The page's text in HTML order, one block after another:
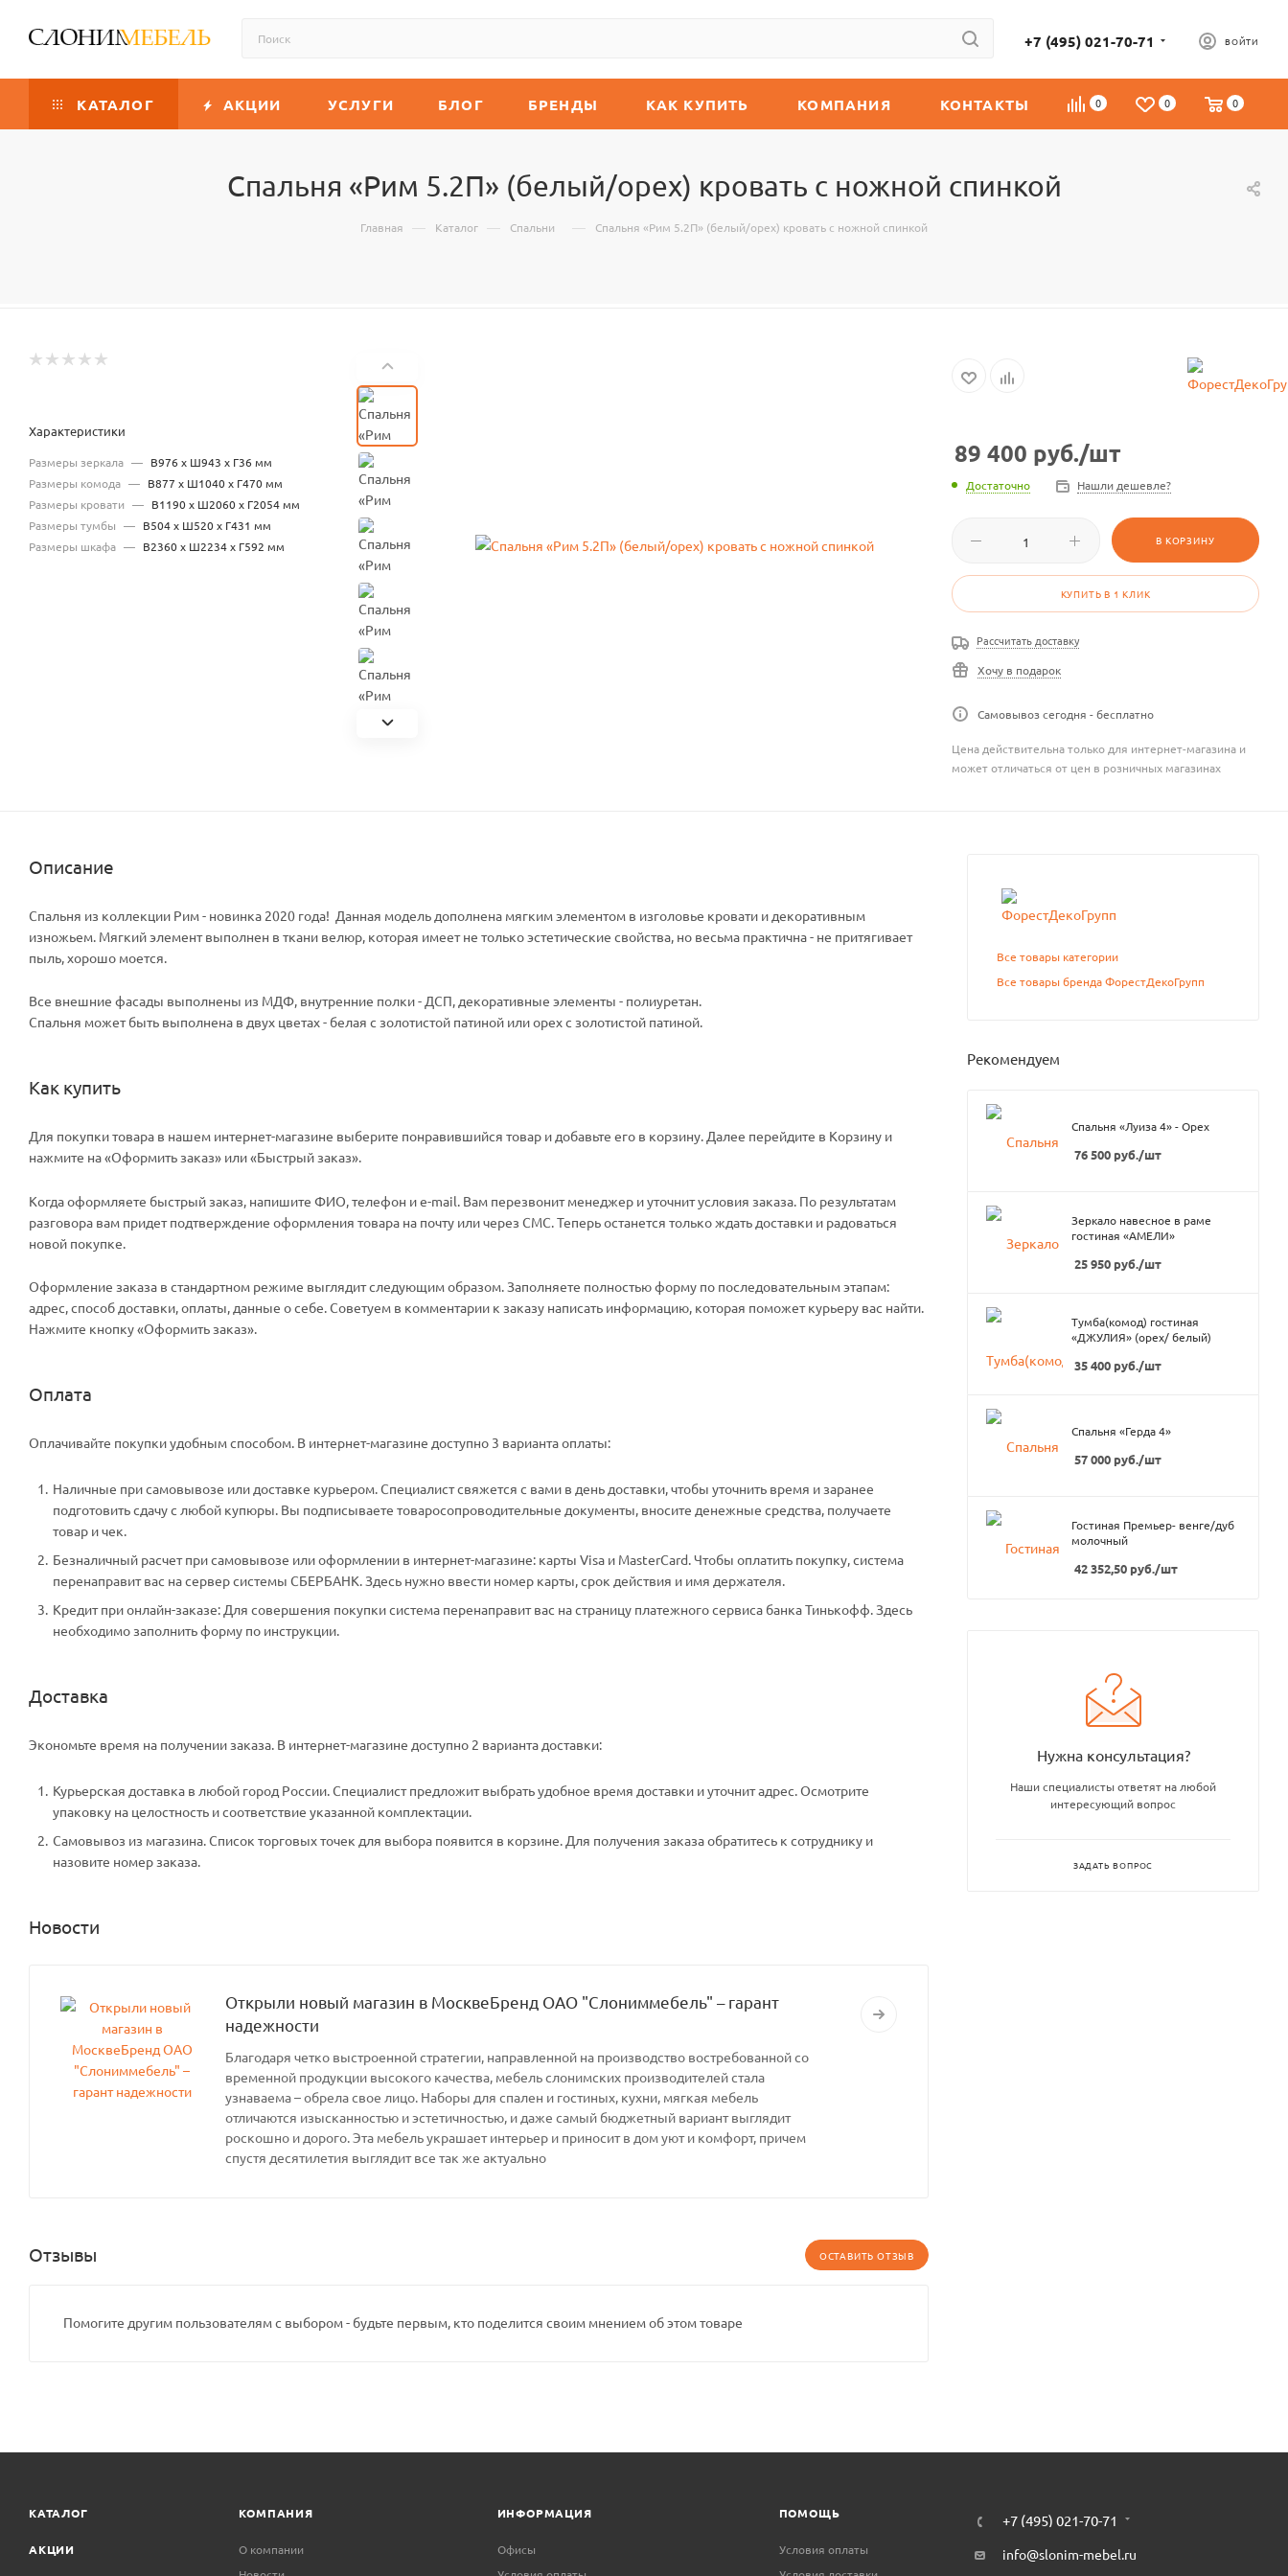
+7 (495) 021-70-71 ВОЙТИ
0 0 0
КАТАЛОГ АКЦИИ УСЛУГИ БЛОГ БРЕНДЫ КАК КУПИТЬ КОМПАНИЯ КОНТАКТЫ
Спальня «Рим 5.2П» (белый/орех) кровать с ножной спинкой
Главная — Каталог — Спальни — Спальня «Рим 5.2П» (белый/орех) кровать с ножной спинкой
Характеристики
Размеры зеркала — В976 х Ш943 х Г36 мм
Размеры комода — В877 х Ш1040 х Г470 мм
Размеры кровати — В1190 х Ш2060 х Г2054 мм
Размеры тумбы — В504 х Ш520 х Г431 мм
Размеры шкафа — В2360 х Ш2234 х Г592 мм
89 400 руб./шт
Достаточно Нашли дешевле?
В КОРЗИНУ
КУПИТЬ В 1 КЛИК
Рассчитать доставку
Хочу в подарок
Самовывоз сегодня - бесплатно
Цена действительна только для интернет-магазина и
может отличаться от цен в розничных магазинах
Описание
Спальня из коллекции Рим - новинка 2020 года! Данная модель дополнена мягким элементом в изголовье кровати и декоративным
изножьем. Мягкий элемент выполнен в ткани велюр, которая имеет не только эстетические свойства, но весьма практична - не притягивает
пыль, хорошо моется.
Все внешние фасады выполнены из МДФ, внутренние полки - ДСП, декоративные элементы - полиуретан.
Спальня может быть выполнена в двух цветах - белая с золотистой патиной или орех с золотистой патиной.
Как купить
Для покупки товара в нашем интернет-магазине выберите понравившийся товар и добавьте его в корзину. Далее перейдите в Корзину и
нажмите на «Оформить заказ» или «Быстрый заказ».
Когда оформляете быстрый заказ, напишите ФИО, телефон и e-mail. Вам перезвонит менеджер и уточнит условия заказа. По результатам
разговора вам придет подтверждение оформления товара на почту или через СМС. Теперь останется только ждать доставки и радоваться
новой покупке.
Оформление заказа в стандартном режиме выглядит следующим образом. Заполняете полностью форму по последовательным этапам:
адрес, способ доставки, оплаты, данные о себе. Советуем в комментарии к заказу написать информацию, которая поможет курьеру вас найти.
Нажмите кнопку «Оформить заказ».
Оплата
Оплачивайте покупки удобным способом. В интернет-магазине доступно 3 варианта оплаты:
Наличные при самовывозе или доставке курьером. Специалист свяжется с вами в день доставки, чтобы уточнить время и заранее
подготовить сдачу с любой купюры. Вы подписываете товаросопроводительные документы, вносите денежные средства, получаете
товар и чек.
Безналичный расчет при самовывозе или оформлении в интернет-магазине: карты Visa и MasterCard. Чтобы оплатить покупку, система
перенаправит вас на сервер системы СБЕРБАНК. Здесь нужно ввести номер карты, срок действия и имя держателя.
Кредит при онлайн-заказе: Для совершения покупки система перенаправит вас на страницу платежного сервиса банка Тинькофф. Здесь
необходимо заполнить форму по инструкции.
Доставка
Экономьте время на получении заказа. В интернет-магазине доступно 2 варианта доставки:
Курьерская доставка в любой город России. Специалист предложит выбрать удобное время доставки и уточнит адрес. Осмотрите
упаковку на целостность и соответствие указанной комплектации.
Самовывоз из магазина. Список торговых точек для выбора появится в корзине. Для получения заказа обратитесь к сотруднику и
назовите номер заказа.
Новости
Открыли новый магазин в МосквеБренд ОАО "Слониммебель" – гарант
надежности
Благодаря четко выстроенной стратегии, направленной на производство востребованной со
временной продукции высокого качества, мебель слонимских производителей стала
узнаваема – обрела свое лицо. Наборы для спален и гостиных, кухни, мягкая мебель
отличаются изысканностью и эстетичностью, и даже самый бюджетный вариант выглядит
роскошно и дорого. Эта мебель украшает интерьер и приносит в дом уют и комфорт, причем
спустя десятилетия выглядит все так же актуально
Отзывы ОСТАВИТЬ ОТЗЫВ
Помогите другим пользователям с выбором - будьте первым, кто поделится своим мнением об этом товаре
Все товары категории
Все товары бренда ФорестДекоГрупп
Рекомендуем
Спальня «Луиза 4» - Орех
76 500 руб./шт
Зеркало навесное в раме
гостиная «АМЕЛИ»
25 950 руб./шт
Тумба(комод) гостиная
«ДЖУЛИЯ» (орех/ белый)
35 400 руб./шт
Спальня «Герда 4»
57 000 руб./шт
Гостиная Премьер- венге/дуб
молочный
42 352,50 руб./шт
Нужна консультация?
Наши специалисты ответят на любой
интересующий вопрос
ЗАДАТЬ ВОПРОС
КАТАЛОГ
АКЦИИ
КОМПАНИЯ
О компании
ИНФОРМАЦИЯ
Офисы
ПОМОЩЬ
Условия оплаты
+7 (495) 021-70-71
info@slonim-mebel.ru